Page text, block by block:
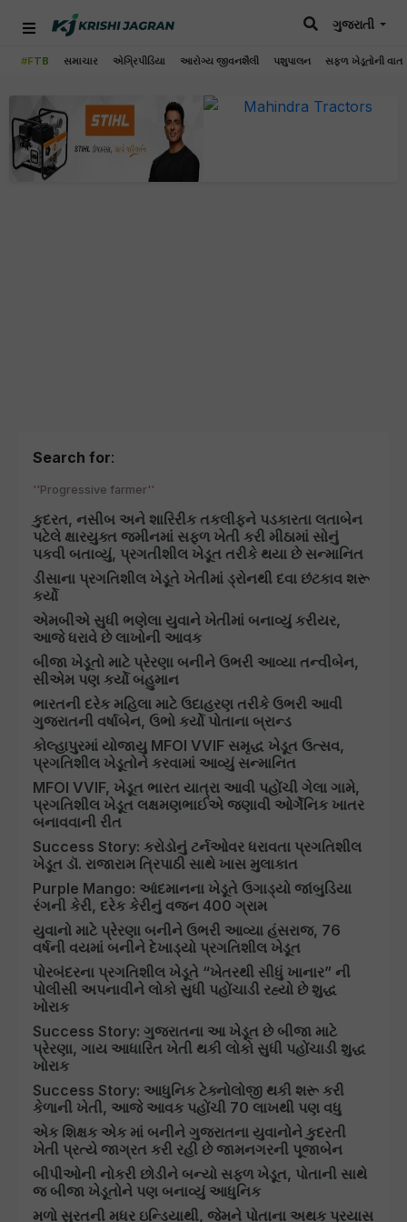
#FTB સમાચાર એગ્રિપીડિયા આરોગ્ય જીવનશૈલી પશુપાલન સફળ ખેડૂતોની વાત
ગુજરાતી
Search for:
Progressive farmer
કુદરત, નસીબ અને શારિરીક તકલીફને પડકારતા લતાબેન
પટેલે ક્ષારયુક્ત જમીનમાં સફળ ખેતી કરી મીઠામાં સોનું
પકવી બતાવ્યું, પ્રગતીશીલ ખેડૂત તરીકે થયા છે સન્માનિત
ડીસાના પ્રગતિશીલ ખેડૂતે ખેતીમાં ડ્રોનથી દવા છંટકાવ શરૂ
કર્યો
એમબીએ સુધી ભણેલા યુવાને ખેતીમાં બનાવ્યું કરીયર,
આજે ધરાવે છે લાખોની આવક
બીજા ખેડૂતો માટે પ્રેરણા બનીને ઉભરી આવ્યા તન્વીબેન,
સીએમ પણ કર્યો બહુમાન
ભારતની દરેક મહિલા માટે ઉદાહરણ તરીકે ઉભરી આવી
ગુજરાતની વર્ષાબેન, ઉભો કર્યો પોતાના બ્રાન્ડ
કોલ્હાપુરમાં યોજાયુ MFOI VVIF સમૃદ્ધ ખેડૂત ઉત્સવ,
પ્રગતિશીલ ખેડૂતોને કરવામાં આવ્યું સન્માનિત
MFOI VVIF, ખેડૂત ભારત યાત્રા આવી પહોંચી ગેલા ગામે,
પ્રગતિશીલ ખેડૂત લક્ષમણભાઈએ જણાવી ઓર્ગેનિક ખાતર
બનાવવાની રીત
Success Story: કરોડોનું ટર્નઓવર ધરાવતા પ્રગતિશીલ
ખેડૂત ડૉ. રાજારામ ત્રિપાઠી સાથે ખાસ મુલાકાત
Purple Mango: આંદમાનના ખેડૂતે ઉગાડ્યો જાંબુડિયા
રંગની કેરી, દરેક કેરીનું વજન 400 ગ્રામ
યુવાનો માટે પ્રેરણા બનીને ઉભરી આવ્યા હંસરાજ, 76
વર્ષની વયમાં બનીને દેખાડ્યો પ્રગતિશીલ ખેડૂત
પોરબંદરના પ્રગતિશીલ ખેડૂતે “ખેતરથી સીધું ખાનાર” ની
પોલીસી અપનાવીને લોકો સુધી પહોંચાડી રહ્યો છે શુદ્ધ
ખોરાક
Success Story: ગુજરાતના આ ખેડૂત છે બીજા માટે
પ્રેરણા, ગાય આધારિત ખેતી થકી લોકો સુધી પહોંચાડી શુદ્ધ
ખોરાક
Success Story: આધુનિક ટેક્નોલોજી થકી શરૂ કરી
કેળાની ખેતી, આજે આવક પહોંચી 70 લાખથી પણ વધુ
એક શિક્ષક એક માં બનીને ગુજરાતના યુવાનોને કુદરતી
ખેતી પ્રત્યે જાગ્રત કરી રહી છે જામનગરની પૂજાબેન
બીપીઓની નોકરી છોડીને બન્યો સફળ ખેડૂત, પોતાની સાથે
જ બીજા ખેડૂતોને પણ બનાવ્યું આધુનિક
મળો સુરતની મધર ઇન્ડિયાથી, જેમને પોતાના અથક પ્રયાસ